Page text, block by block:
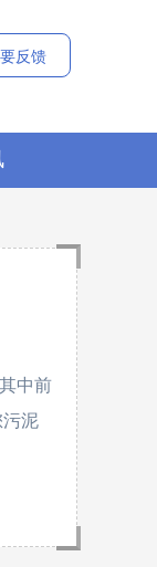
反馈
中前
泥